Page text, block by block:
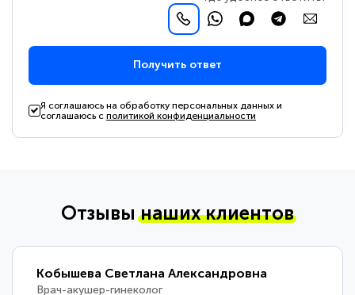
Получить ответ
Я соглашаюсь на обработку персональных данных и
соглашаюсь сполитикой конфиденциальности
Отзывынаших клиентов
Кобышева Светлана Александровна
Врач-акушер-гинеколог